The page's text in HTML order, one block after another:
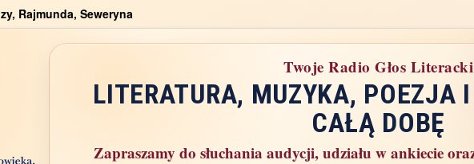
Rajmunda, Seweryna
Twoje Radio Głos Literacki
LITERATURA, MUZYKA, POEZJA
CAŁĄ DOBĘ
Zapraszamy do słuchania audycji, udziału w ankiecie